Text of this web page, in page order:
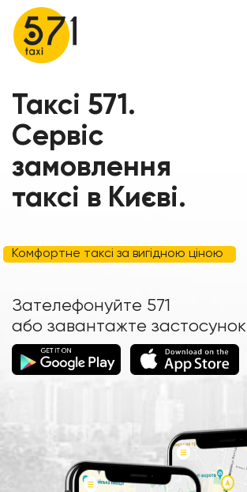
Таксі 571.
Сервіс
замовлення
таксі в Києві.
Комфортне таксі за вигідною ціною
Зателефонуйте 571
або завантажте застосунок